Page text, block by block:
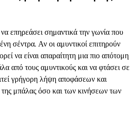
επηρεάσει σημαντικά την γωνία που
σέντρα. Αν οι αμυντικοί επιτηρούν
να είναι απαραίτητη μια πιο απότομη
από τους αμυντικούς και να φτάσει σε
γρήγορη λήψη αποφάσεων και
της μπάλας όσο και των κινήσεων των